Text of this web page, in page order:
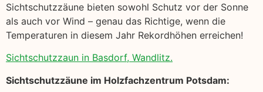
Sichtschutzzäune bieten sowohl Schutz vor der Sonne
als auch vor Wind – genau das Richtige, wenn die
Temperaturen in diesem Jahr Rekordhöhen erreichen!
Sichtschutzzaun in Basdorf, Wandlitz.
Sichtschutzzäune im Holzfachzentrum Potsdam: